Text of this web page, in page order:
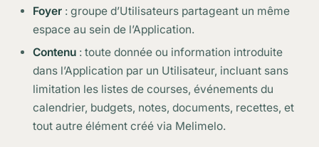
Sécurité des données
Résiliation du compte
Modification des conditions
Droit applicable
Abonnement Premium et droit de rétractation
Foyer : groupe d’Utilisateurs partageant un même
espace au sein de l’Application.
Contenu : toute donnée ou information introduite
dans l’Application par un Utilisateur, incluant sans
limitation les listes de courses, événements du
calendrier, budgets, notes, documents, recettes, et
tout autre élément créé via Melimelo.